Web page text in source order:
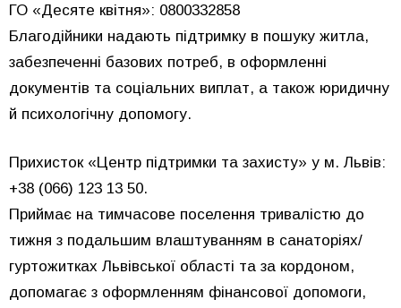
ГО «Десяте квітня»: 0800332858
Благодійники надають підтримку в пошуку житла,
забезпеченні базових потреб, в оформленні
документів та соціальних виплат, а також юридичну
й психологічну допомогу.
Прихисток «Центр підтримки та захисту» у м. Львів:
+38 (066) 123 13 50.
Приймає на тимчасове поселення тривалістю до
тижня з подальшим влаштуванням в санаторіях/
гуртожитках Львівської області та за кордоном,
допомагає з оформленням фінансової допомоги,